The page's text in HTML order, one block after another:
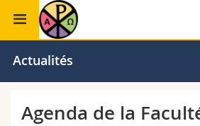
UniversitéFaculté de théologie
Actualités
Agenda de la